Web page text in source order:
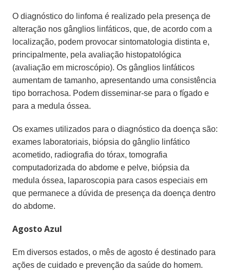
O diagnóstico do linfoma é realizado pela presença de
alteração nos gânglios linfáticos, que, de acordo com a
localização, podem provocar sintomatologia distinta e,
principalmente, pela avaliação histopatológica
(avaliação em microscópio). Os gânglios linfáticos
aumentam de tamanho, apresentando uma consistência
tipo borrachosa. Podem disseminar-se para o fígado e
para a medula óssea.
Os exames utilizados para o diagnóstico da doença são:
exames laboratoriais, biópsia do gânglio linfático
acometido, radiografia do tórax, tomografia
computadorizada do abdome e pelve, biópsia da
medula óssea, laparoscopia para casos especiais em
que permanece a dúvida de presença da doença dentro
do abdome.
Agosto Azul
Em diversos estados, o mês de agosto é destinado para
ações de cuidado e prevenção da saúde do homem.